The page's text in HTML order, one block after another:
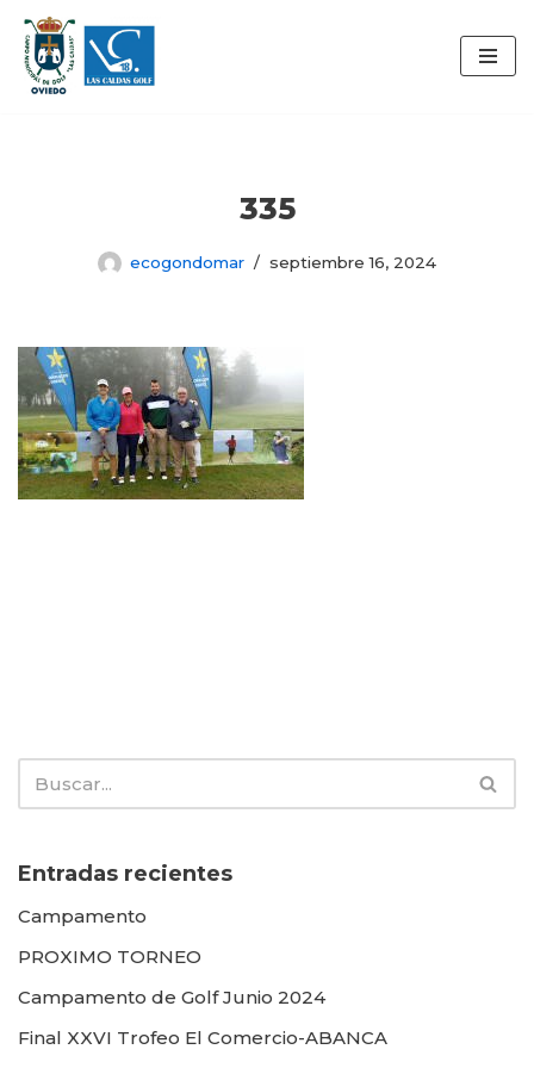
Saltar
al
335
ecogondomar septiembre 16, 2024
Entradas recientes
Campamento
PROXIMO TORNEO
Campamento de Golf Junio 2024
Final XXVI Trofeo El Comercio-ABANCA